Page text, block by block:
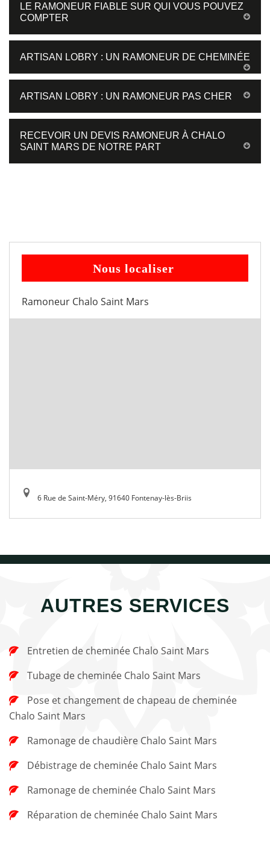
LE RAMONEUR FIABLE SUR QUI VOUS POUVEZ
COMPTER
ARTISAN LOBRY : UN RAMONEUR DE CHEMINÉE
ARTISAN LOBRY : UN RAMONEUR PAS CHER
RECEVOIR UN DEVIS RAMONEUR À CHALO
SAINT MARS DE NOTRE PART
Nous localiser
Ramoneur Chalo Saint Mars
6 Rue de Saint-Méry, 91640 Fontenay-lès-Briis
AUTRES SERVICES
Entretien de cheminée Chalo Saint Mars
Tubage de cheminée Chalo Saint Mars
Chalo Saint Mars
Ramonage de chaudière Chalo Saint Mars
Débistrage de cheminée Chalo Saint Mars
Ramonage de cheminée Chalo Saint Mars
Réparation de cheminée Chalo Saint Mars